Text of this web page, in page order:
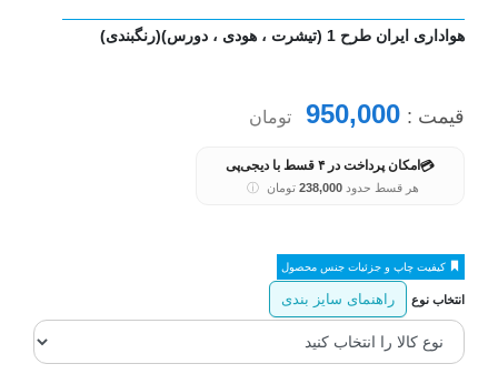
هواداری ایران طرح 1 (تیشرت ، هودی ، دورس)(رنگبندی)
قیمت : 950,000 تومان
💳 امکان پرداخت در ۴ قسط با دیجی‌پی
هر قسط حدود238,000 تومان ⓘ
کیفیت چاپ و جزئیات جنس محصول
انتخاب نوع راهنمای سایز بندی